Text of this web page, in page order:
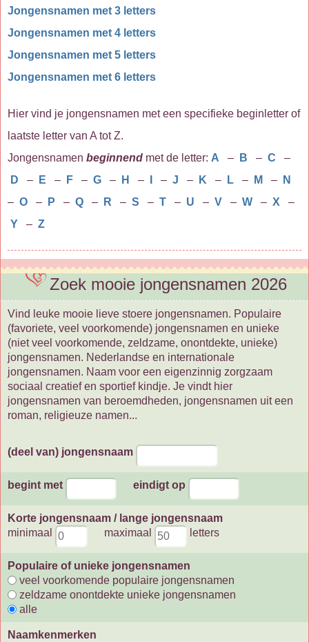
Jongensnamen met 3 letters
Jongensnamen met 4 letters
Jongensnamen met 5 letters
Jongensnamen met 6 letters
Hier vind je jongensnamen met een specifieke beginletter of
laatste letter van A tot Z.
Jongensnamen beginnend met de letter: A – B – C
–
D
– E – F – G – H – – J – K – L – M –
N
– O – P – Q – R – S – T – U – V – W – X
–
Y
– Z
Zoek mooie jongensnamen 2026
Vind leuke mooie lieve stoere jongensnamen. Populaire
(favoriete, veel voorkomende) jongensnamen en unieke
(niet veel voorkomende, zeldzame, onontdekte, unieke)
jongensnamen. Nederlandse en internationale
jongensnamen. Naam voor een eigenzinnig zorgzaam
sociaal creatief en sportief kindje. Je vindt hier
jongensnamen van beroemdheden, jongensnamen uit een
roman, religieuze namen...
(deel van) jongensnaam
begint met eindigt op
Korte jongensnaam / lange jongensnaam
minimaal
maximaal letters
Populaire of unieke jongensnamen
veel voorkomende populaire jongensnamen
zeldzame onontdekte unieke jongensnamen
alle
Naamkenmerken